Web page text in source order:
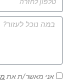
אני מאשר/ת את